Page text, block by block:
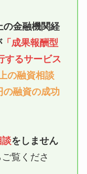
の金融機関経
「成果報酬型
するサービス
の融資相談
の融資の成功
談をしません
覧くださ